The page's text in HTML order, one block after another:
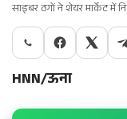
साइबर ठगों ने शेयर मार्केट में
HNN/ऊना